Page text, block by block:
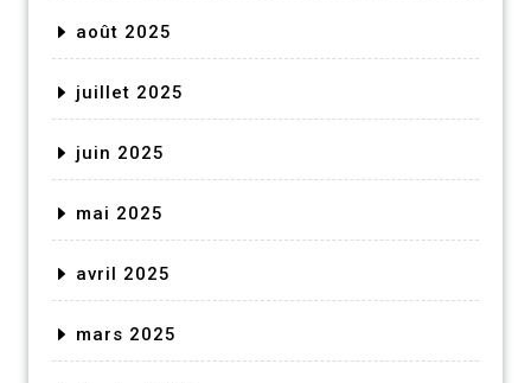
août 2025
juillet 2025
juin 2025
mai 2025
avril 2025
mars 2025